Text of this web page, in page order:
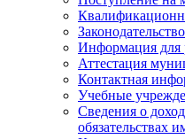
Законодательство
Информация для
Аттестация
Контактная
Учебные
Сведения о
обязательствах